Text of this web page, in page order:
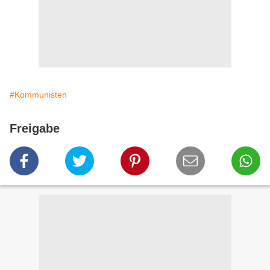
#Kommunisten
Freigabe